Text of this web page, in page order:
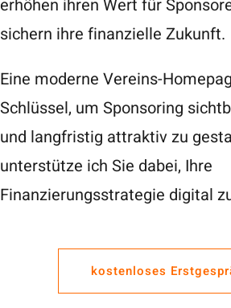
erhöhen ihren Wert für
sichern ihre finanzielle Zukunft.
Eine moderne Vereins-
Schlüssel, um Sponsoring
und langfristig attraktiv zu
unterstütze ich Sie dabei, Ihre
Finanzierungsstrategie digital
kostenloses